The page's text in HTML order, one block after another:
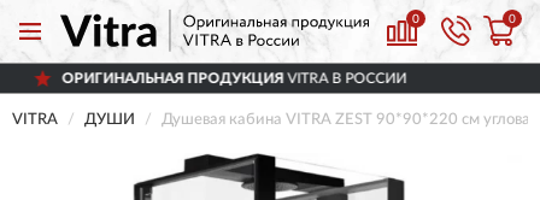
0 0
ПРОДУКЦИЯVITRA В РОССИИ
VITRA ДУШИ Душевая кабина VITRA ZEST 90*90*220 см